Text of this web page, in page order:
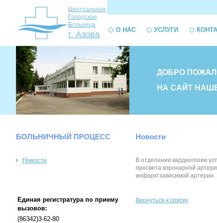
Центральная
Городская
Больница
г. Азова О НАС УСЛУГИ
ДОБРО
НА САЙТ
БОЛЬНИЧНЫЙ ПРОЦЕСС
Новости
Единая регистратура по приему
вызовов:
(86342)3-62-80
Новости
В отделении кардиологии
просвета коронарной
инфарктзависимой
Вернуться к списку